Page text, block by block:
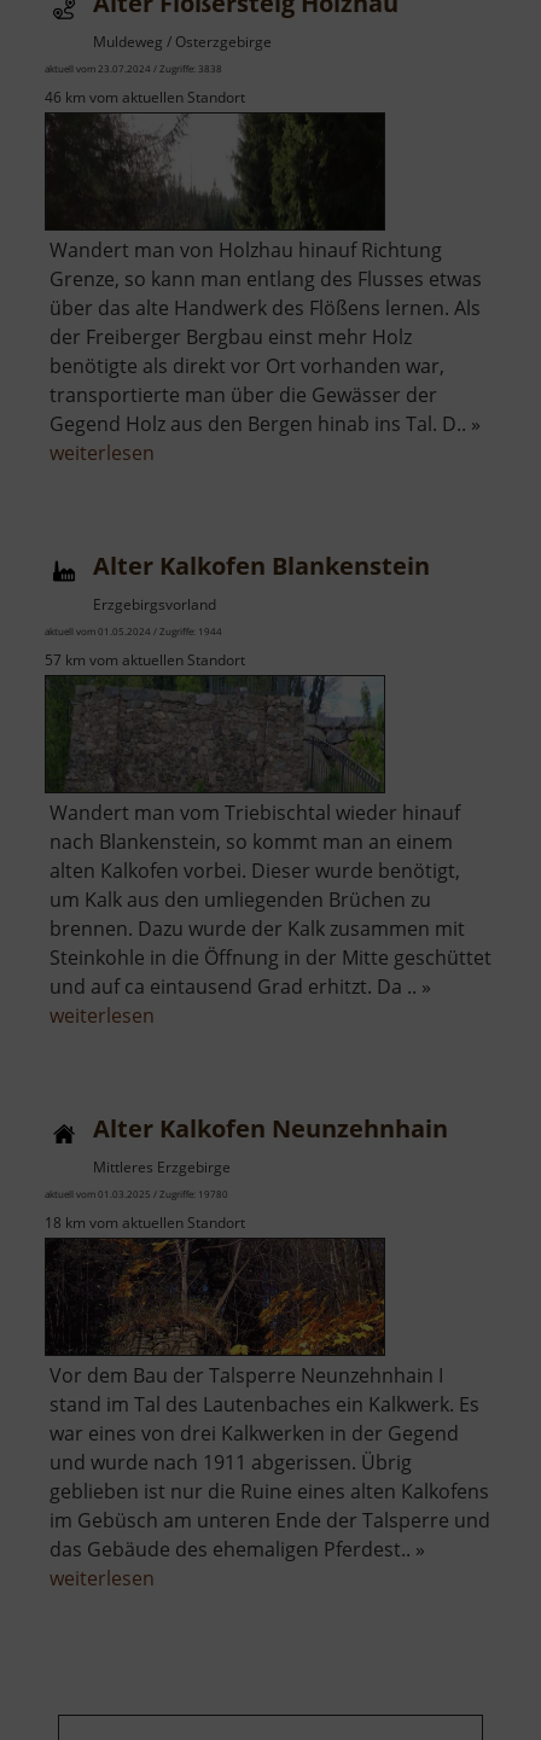
Muldeweg / Osterzgebirge
aktuell vom 23.07.2024 / Zugriffe: 3838
46 km vom aktuellen Standort
Wandert man von Holzhau hinauf Richtung
Grenze, so kann man entlang des Flusses etwas
über das alte Handwerk des Flößens lernen. Als
der Freiberger Bergbau einst mehr Holz
benötigte als direkt vor Ort vorhanden war,
transportierte man über die Gewässer der
Gegend Holz aus den Bergen hinab ins Tal. D.. »
weiterlesen
Alter Kalkofen Blankenstein
Erzgebirgsvorland
aktuell vom 01.05.2024 / Zugriffe: 1944
57 km vom aktuellen Standort
Wandert man vom Triebischtal wieder hinauf
nach Blankenstein, so kommt man an einem
alten Kalkofen vorbei. Dieser wurde benötigt,
um Kalk aus den umliegenden Brüchen zu
brennen. Dazu wurde der Kalk zusammen mit
Steinkohle in die Öffnung in der Mitte geschüttet
und auf ca eintausend Grad erhitzt. Da .. »
weiterlesen
Alter Kalkofen Neunzehnhain
Mittleres Erzgebirge
aktuell vom 01.03.2025 / Zugriffe: 19780
18 km vom aktuellen Standort
Vor dem Bau der Talsperre Neunzehnhain I
stand im Tal des Lautenbaches ein Kalkwerk. Es
war eines von drei Kalkwerken in der Gegend
und wurde nach 1911 abgerissen. Übrig
geblieben ist nur die Ruine eines alten Kalkofens
im Gebüsch am unteren Ende der Talsperre und
das Gebäude des ehemaligen Pferdest.. »
weiterlesen